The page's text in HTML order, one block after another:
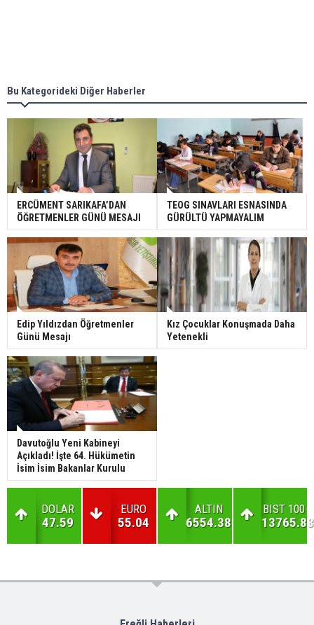
Bu Kategorideki Diğer Haberler
ERCÜMENT SARIKAFA’DAN
ÖĞRETMENLER GÜNÜ MESAJI
TEOG SINAVLARI ESNASINDA
GÜRÜLTÜ YAPMAYALIM
Edip Yıldızdan Öğretmenler
Günü Mesajı
Kız Çocuklar Konuşmada Daha
Yetenekli
Davutoğlu Yeni Kabineyi
Açıkladı! İşte 64. Hükümetin
İsim İsim Bakanlar Kurulu
DOLAR
47.59
EURO
55.04
ALTIN
6554.38
BIST 100
13765.88